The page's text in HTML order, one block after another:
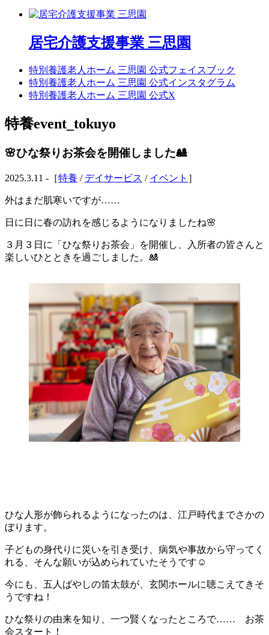
居宅介護支援事業 三思園
特別養護老人ホーム 三思園 公式フェイスブック
特別養護老人ホーム 三思園 公式インスタグラム
特別養護老人ホーム 三思園 公式X
特養event_tokuyo
🌸ひな祭りお茶会を開催しました🎎
2025.3.11 -［特養 / デイサービス / イベント ］
外はまだ肌寒いですが……
日に日に春の訪れを感じるようになりましたね🌸
３月３日に「ひな祭りお茶会」を開催し、入所者の皆さんと
楽しいひとときを過ごしました。🎎
ひな人形が飾られるようになったのは、江戸時代までさかの
ぼります。
子どもの身代りに災いを引き受け、病気や事故から守ってく
れる、そんな願いが込められていたそうです☺
今にも、五人ばやしの笛太鼓が、玄関ホールに聴こえてきそ
うですね！
ひな祭りの由来を知り、一つ賢くなったところで…… お茶
会スタート！